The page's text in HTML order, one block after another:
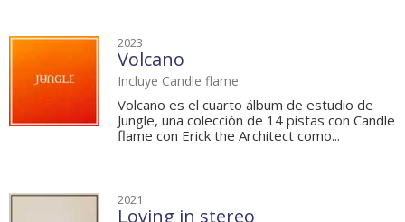
2023
Volcano
Incluye Candle flame
Volcano es el cuarto álbum de estudio de
Jungle, una colección de 14 pistas con Candle
flame con Erick the Architect como...
2021
Loving in stereo